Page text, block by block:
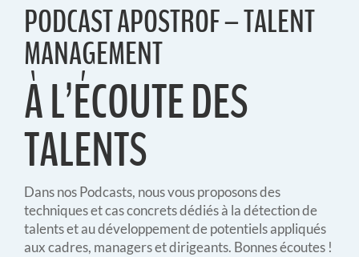
PODCAST APOSTROF – TALENT
MANAGEMENT
À L’ÉCOUTE DES
TALENTS
Dans nos Podcasts, nous vous proposons des
techniques et cas concrets dédiés à la détection de
talents et au développement de potentiels appliqués
aux cadres, managers et dirigeants. Bonnes écoutes !